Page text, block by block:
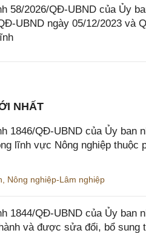
58/2026/QĐ-UBND của Ủy
UBND ngày 05/12/2023 và
NHẤT
1846/QĐ-UBND của Ủy ban
lĩnh vực Nông nghiệp thuộc
Nông nghiệp-Lâm nghiệp
1844/QĐ-UBND của Ủy ban
và được sửa đổi, bổ sung